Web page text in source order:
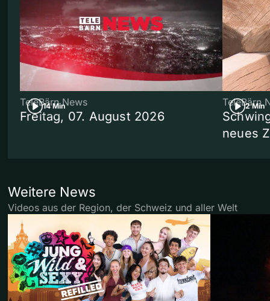
14 Min
TeleBärn News
Freitag, 07. August 2026
2 Min
TeleBärn
neues
Weitere News
Videos aus der Region, der Schweiz und aller Welt